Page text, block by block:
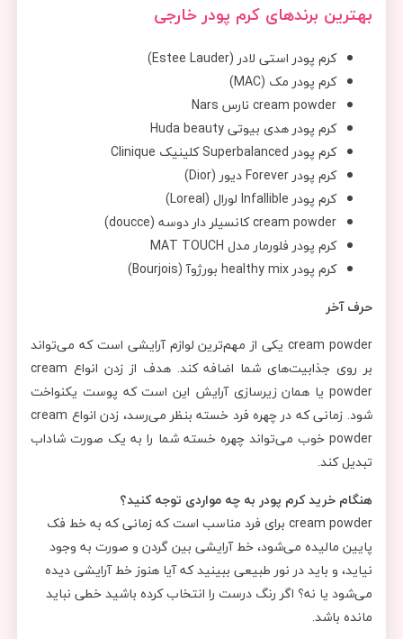
بهترین برندهای کرم پودر خارجی
کرم پودر استی لادر (Estee Lauder)
کرم پودر مک (MAC)
cream powder نارس Nars
کرم پودر هدی بیوتی Huda beauty
کرم پودر Superbalanced کلینیک Clinique
کرم پودر Forever دیور (Dior)
کرم پودر Infallible لورال (Loreal)
cream powder کانسیلر دار دوسه (doucce)
کرم پودر فلورمار مدل MAT TOUCH
کرم پودر healthy mix بورژوآ (Bourjois)
حرف آخر
cream powder یکی از مهم‌ترین لوازم آرایشی است که می‌تواند
بر روی جذابیت‌های شما اضافه کند. هدف از زدن انواع cream
powder یا همان زیرسازی آرایش این است که پوست یکنواخت
شود. زمانی که در چهره فرد خسته بنظر می‌رسد، زدن انواع cream
powder خوب می‌تواند چهره خسته شما را به یک صورت شاداب
تبدیل کند.
هنگام خرید کرم پودر به چه مواردی توجه کنید؟
cream powder برای فرد مناسب است که زمانی که به خط فک
پایین مالیده می‌شود، خط آرایشی بین گردن و صورت به وجود
نیاید، و باید در نور طبیعی ببینید که آیا هنوز خط آرایشی دیده
می‌شود یا نه؟ اگر رنگ درست را انتخاب کرده باشید خطی نباید
مانده باشد.